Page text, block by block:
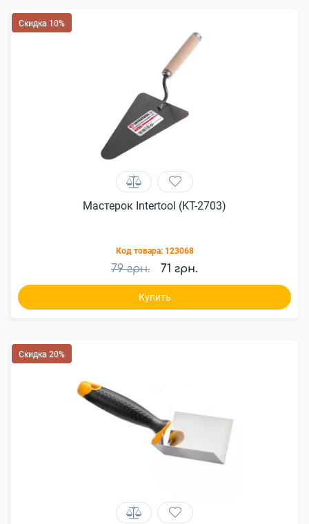
Скидка 10%
Мастерок Intertool (KT-2703)
Код товара: 123068
79 грн. 71 грн.
Купить
Скидка 20%